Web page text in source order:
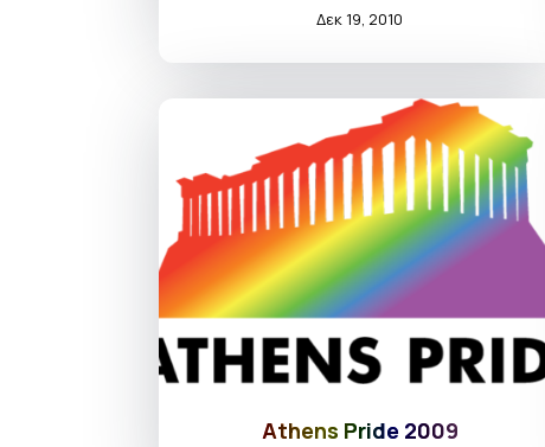
Δεκ 19, 2010
Athens Pride 2009